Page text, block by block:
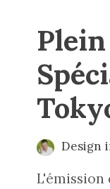
Design
L'émission